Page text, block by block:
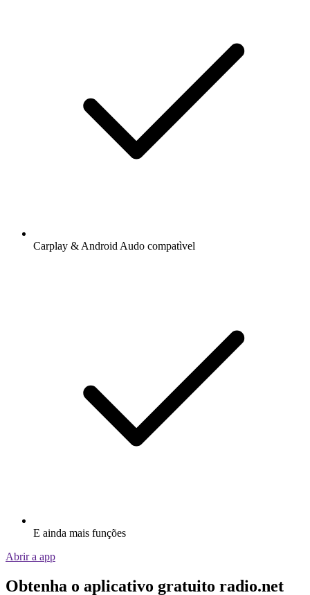
Carplay & Android Audo compatìvel
E ainda mais funções
Abrir a app
Obtenha o aplicativo gratuito radio.net